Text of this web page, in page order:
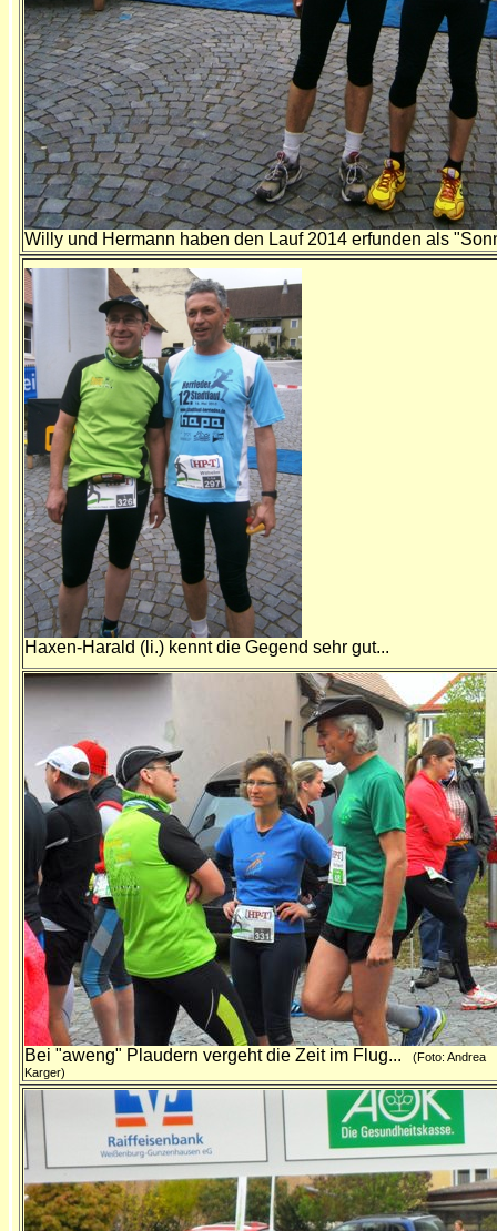
Willy und Hermann haben den Lauf 2014 erfunden als
Haxen-Harald (li.) kennt die Gegend sehr gut...
Bei "aweng" Plaudern vergeht die Zeit im Flug...
(Foto: Andrea
Karger)